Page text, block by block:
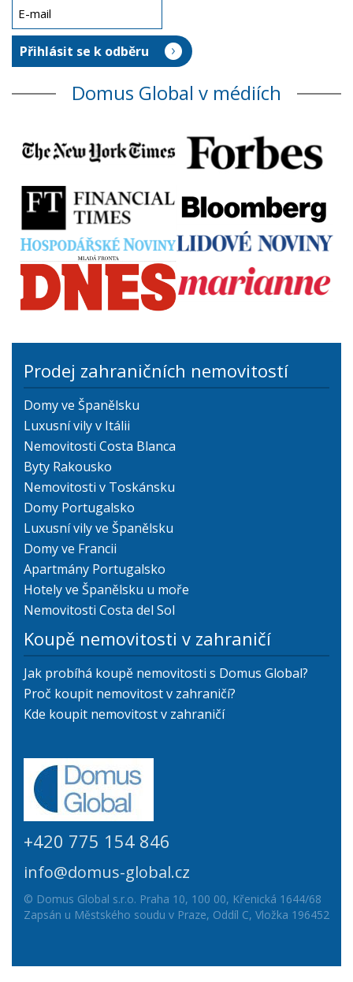
Domus Global v médiích
Prodej zahraničních nemovitostí
Domy ve Španělsku
Luxusní vily v Itálii
Nemovitosti Costa Blanca
Byty Rakousko
Nemovitosti v Toskánsku
Domy Portugalsko
Luxusní vily ve Španělsku
Domy ve Francii
Apartmány Portugalsko
Hotely ve Španělsku u moře
Nemovitosti Costa del Sol
Koupě nemovitosti v zahraničí
Jak probíhá koupě nemovitosti s Domus Global?
Proč koupit nemovitost v zahraničí?
Kde koupit nemovitost v zahraničí
+420 775 154 846
info@domus-global.cz
© Domus Global s.r.o. Praha 10, 100 00, Křenická 1644/68
Zapsán u Městského soudu v Praze, Oddíl C, Vložka 196452